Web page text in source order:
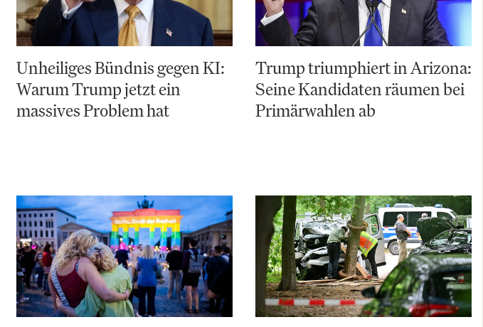
Unheiliges Bündnis gegen KI:
Warum Trump jetzt ein
massives Problem hat
Trump triumphiert in Arizona:
Seine Kandidaten räumen bei
Primärwahlen ab